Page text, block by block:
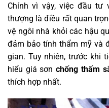
Chính vì vậy, việc đầu tư
thượng là điều rất quan
vệ ngôi nhà khỏi các hậu
đảm bảo tính thẩm mỹ và
gian. Tuy nhiên, trước khi
hiểu giá sơnchống thấm
thích hợp nhất.